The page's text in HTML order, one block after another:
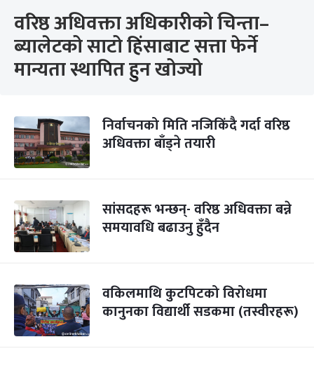
वरिष्ठ अधिवक्ता अधिकारीको चिन्ता–
ब्यालेटको साटो हिंसाबाट सत्ता फेर्ने
मान्यता स्थापित हुन खोज्यो
निर्वाचनको मिति नजिकिंदै गर्दा वरिष्ठ
अधिवक्ता बाँड्ने तयारी
सांसदहरू भन्छन्- वरिष्ठ अधिवक्ता बन्ने
समयावधि बढाउनु हुँदैन
वकिलमाथि कुटपिटको विरोधमा
कानुनका विद्यार्थी सडकमा (तस्वीरहरू)